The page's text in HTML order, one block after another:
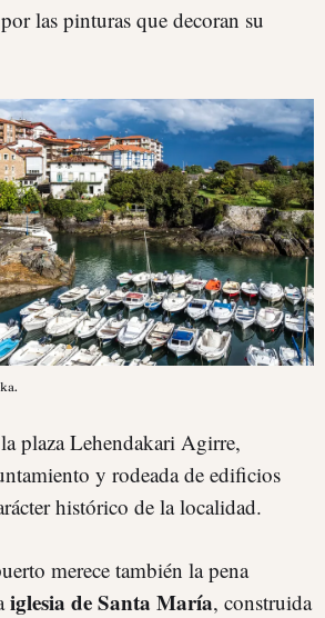
las pinturas que decoran su
plaza Lehendakari Agirre,
y rodeada de edificios
histórico de la localidad.
merece también la pena
iglesia de Santa María, construida